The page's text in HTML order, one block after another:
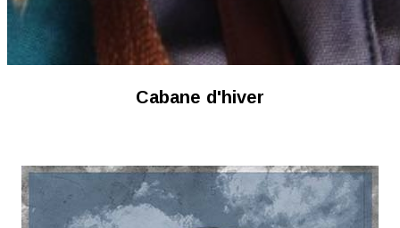
Cabane d'hiver